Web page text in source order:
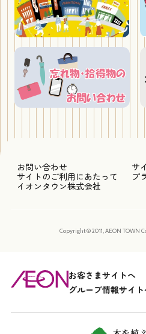
お問い合わせ
サ
サイトのご利用にあたって
プ
イオンタウン株式会社
Copyright © 2011, AEON TOWN
お客さまサイトへ
グループ情報サイ